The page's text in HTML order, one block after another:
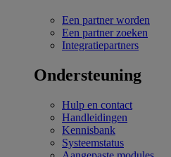
Een partner worden
Een partner zoeken
Integratiepartners
Ondersteuning
Hulp en contact
Handleidingen
Kennisbank
Systeemstatus